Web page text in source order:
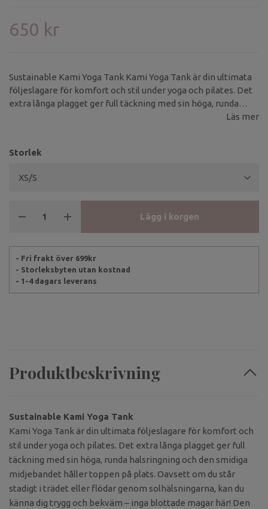
650 kr
Sustainable Kami Yoga Tank Kami Yoga Tank är din ultimata
följeslagare för komfort och stil under yoga och pilates. Det
extra långa plagget ger full täckning med sin höga, runda
halsringning och den smidiga midjebandet håller toppen på
Läs mer
Storlek
Lägg i korgen
- Fri frakt över 699kr
- Storleksbyten utan kostnad
- 1-4 dagars leverans
Produktbeskrivning
Sustainable Kami Yoga Tank
Kami Yoga Tank är din ultimata följeslagare för komfort och
stil under yoga och pilates. Det extra långa plagget ger full
täckning med sin höga, runda halsringning och den smidiga
midjebandet håller toppen på plats. Oavsett om du står
stadigt i trädet eller flödar genom solhälsningarna, kan du
känna dig trygg och bekväm – inga blottade magar här! Den